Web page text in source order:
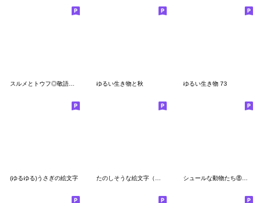
ゆるい生き物と秋 ゆるい生き物 73
(ゆるゆる)うさぎの絵文字 シュールな動物たち⑧ポーズ + アイテム